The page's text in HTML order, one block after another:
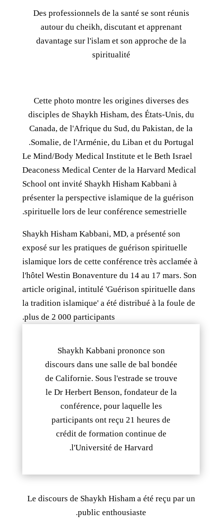
Des professionnels de la santé se sont réunis
autour du cheikh, discutant et apprenant
davantage sur l'islam et son approche de la
spiritualité
Cette photo montre les origines diverses des
disciples de Shaykh Hisham, des États-Unis, du
Canada, de l'Afrique du Sud, du Pakistan, de la
Somalie, de l'Arménie, du Liban et du Portugal.
Le Mind/Body Medical Institute et le Beth Israel
Deaconess Medical Center de la Harvard Medical
School ont invité Shaykh Hisham Kabbani à
présenter la perspective islamique de la guérison
spirituelle lors de leur conférence semestrielle.
Shaykh Hisham Kabbani, MD, a présenté son
exposé sur les pratiques de guérison spirituelle
islamique lors de cette conférence très acclamée à
l'hôtel Westin Bonaventure du 14 au 17 mars. Son
article original, intitulé 'Guérison spirituelle dans
la tradition islamique' a été distribué à la foule de
plus de 2 000 participants.
Shaykh Kabbani prononce son
discours dans une salle de bal bondée
de Californie. Sous l'estrade se trouve
le Dr Herbert Benson, fondateur de la
conférence, pour laquelle les
participants ont reçu 21 heures de
crédit de formation continue de
l'Université de Harvard.
Le discours de Shaykh Hisham a été reçu par un
public enthousiaste.